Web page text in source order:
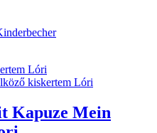
Kapuze Mein